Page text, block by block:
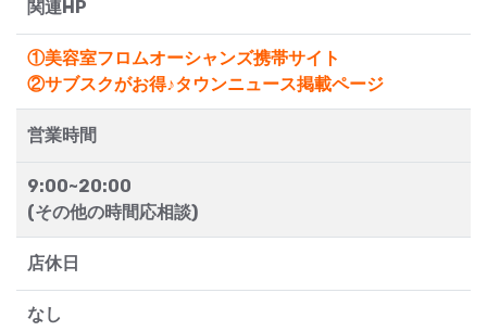
関連HP
①美容室フロムオーシャンズ携帯サイト
②サブスクがお得♪タウンニュース掲載ページ
営業時間
9:00~20:00
(その他の時間応相談)
店休日
なし